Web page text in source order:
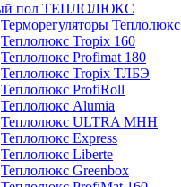
пол ТЕПЛОЛЮКС
Терморегуляторы Теплолюкс
Теплолюкс Tropix 160
Теплолюкс Profimat 180
Теплолюкс Tropix ТЛБЭ
Теплолюкс ProfiRoll
Теплолюкс Alumia
Теплолюкс ULTRA МНН
Теплолюкс Express
Теплолюкс Liberte
Теплолюкс Greenbox